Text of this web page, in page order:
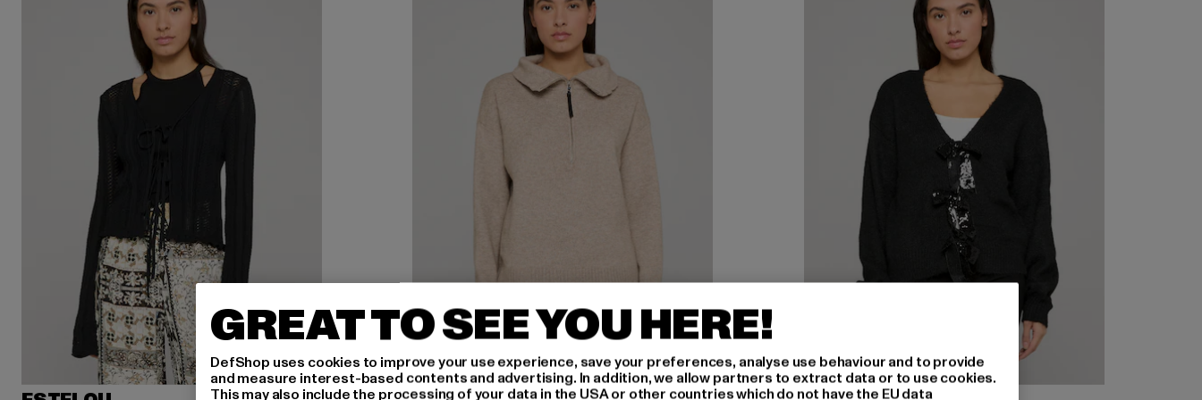
GREAT TO SEE YOU HERE!
DefShop uses cookies to improve your use experience, save your preferences, analyse use behaviour and to provide
and measure interest-based contents and advertising. In addition, we allow partners to extract data or to use cookies.
This may also include the processing of your data in the USA or other countries which do not have the EU data